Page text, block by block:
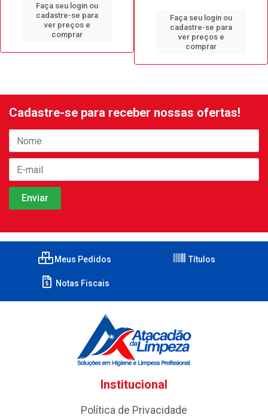
Faça seu login ou
cadastre-se para
ver preços e
comprar
Faça seu login ou
cadastre-se para
ver preços e
comprar
Cadastre-se para receber nossas ofertas!
Meus Pedidos Títulos
Notas Fiscais
Institucional
Política de Privacidade